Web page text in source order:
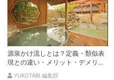
源泉かけ流しとは？定義・類似表
現との違い・メリット・デメリッ
トを解説
YUKOTABI 編集部